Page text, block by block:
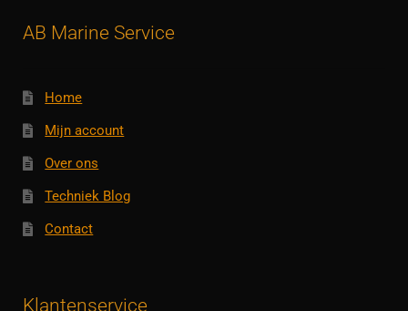
AB Marine Service
Home
Mijn account
Over ons
Techniek Blog
Contact
Klantenservice